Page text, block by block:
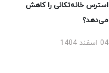
استرس خانه‌تکانی را کاهش
می‌دهد؟
04 اسفند 1404